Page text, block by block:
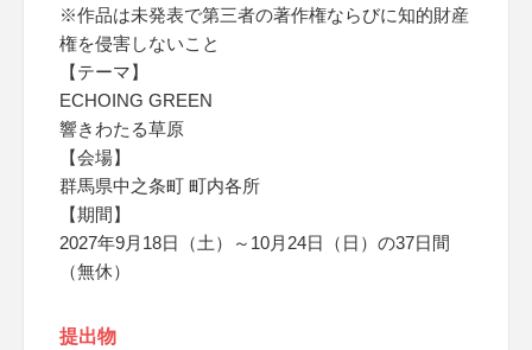
※作品は未発表で第三者の著作権ならびに知的財産
権を侵害しないこと
【テーマ】
ECHOING GREEN
響きわたる草原
【会場】
群馬県中之条町 町内各所
【期間】
2027年9月18日（土）～10月24日（日）の37日間
（無休）
提出物